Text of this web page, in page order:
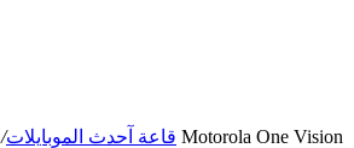
قاعة آحدث الموبايلات/
مواصفات وسعر Motorola One Vision